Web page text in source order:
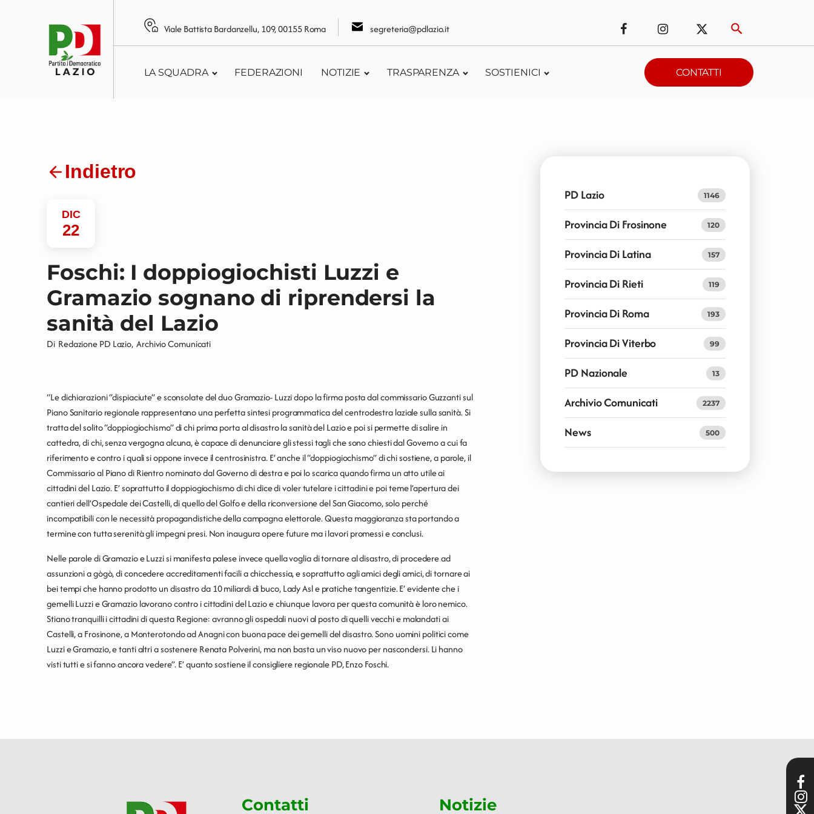
Viale Battista Bardanzellu, 109, 00155 Roma segreteria@pdlazio.it
LA SQUADRA FEDERAZIONI NOTIZIE TRASPARENZA SOSTIENICI CONTATTI
Indietro
DIC
22
Foschi: I doppiogiochisti Luzzi e
Gramazio sognano di riprendersi la
sanità del Lazio
Di Redazione PD Lazio, Archivio Comunicati
“Le dichiarazioni “dispiaciute” e sconsolate del duo Gramazio- Luzzi dopo la firma posta dal commissario Guzzanti sul
Piano Sanitario regionale rappresentano una perfetta sintesi programmatica del centrodestra laziale sulla sanità. Si
tratta del solito “doppiogiochismo” di chi prima porta al disastro la sanità del Lazio e poi si permette di salire in
cattedra, di chi, senza vergogna alcuna, è capace di denunciare gli stessi tagli che sono chiesti dal Governo a cui fa
riferimento e contro i quali si oppone invece il centrosinistra. E’ anche il “doppiogiochismo” di chi sostiene, a parole, il
Commissario al Piano di Rientro nominato dal Governo di destra e poi lo scarica quando firma un atto utile ai
cittadini del Lazio. E’ soprattutto il doppiogiochismo di chi dice di voler tutelare i cittadini e poi teme l’apertura dei
cantieri dell’Ospedale dei Castelli, di quello del Golfo e della riconversione del San Giacomo, solo perché
incompatibili con le necessità propagandistiche della campagna elettorale. Questa maggioranza sta portando a
termine con tutta serenità gli impegni presi. Non inaugura opere future ma i lavori promessi e conclusi.
Nelle parole di Gramazio e Luzzi si manifesta palese invece quella voglia di tornare al disastro, di procedere ad
assunzioni a gògò, di concedere accreditamenti facili a chicchessia, e soprattutto agli amici degli amici, di tornare ai
bei tempi che hanno prodotto un disastro da 10 miliardi di buco, Lady Asl e pratiche tangentizie. E’ evidente che i
gemelli Luzzi e Gramazio lavorano contro i cittadini del Lazio e chiunque lavora per questa comunità è loro nemico.
Stiano tranquilli i cittadini di questa Regione: avranno gli ospedali nuovi al posto di quelli vecchi e malandati ai
Castelli, a Frosinone, a Monterotondo ad Anagni con buona pace dei gemelli del disastro. Sono uomini politici come
Luzzi e Gramazio, e tanti altri a sostenere Renata Polverini, ma non basta un viso nuovo per nascondersi. Li hanno
visti tutti e si fanno ancora vedere”. E’ quanto sostiene il consigliere regionale PD, Enzo Foschi.
PD Lazio 1146
Provincia Di Frosinone 120
Provincia Di Latina 157
Provincia Di Rieti 119
Provincia Di Roma 193
Provincia Di Viterbo 99
PD Nazionale 13
Archivio Comunicati 2237
News 500
Contatti Notizie